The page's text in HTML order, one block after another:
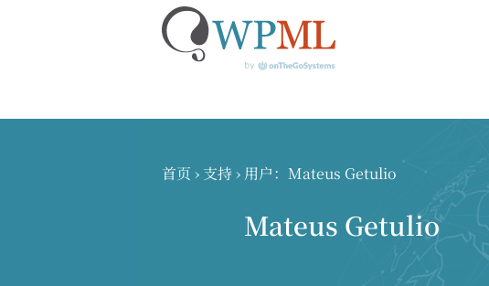
首页 › 支持› 用户：Mateus Getulio
Mateus Getulio